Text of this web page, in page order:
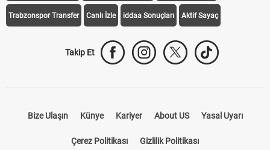
Trabzonspor Transfer Canlı İzle iddaa Sonuçları Aktif Sayaç
Takip Et
Bize Ulaşın Künye Kariyer About US Yasal Uyarı
Çerez Politikası Gizlilik Politikası